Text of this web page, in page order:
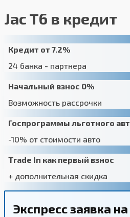
Jac T6 в кредит
Кредит от 7.2%
24 банка - партнера
Начальный взнос 0%
Возможность рассрочки
Госпрограммы льготного
-10% от стоимости авто
Trade In как первый взнос
+ дополнительная скидка
Экспресс заявка